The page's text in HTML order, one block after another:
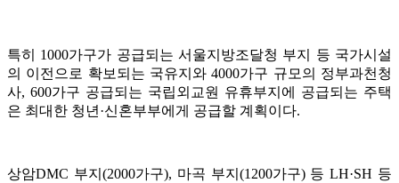
특히 1000가구가 공급되는 서울지방조달청 부지 등 국가시설
의 이전으로 확보되는 국유지와 4000가구 규모의 정부과천청
사, 600가구 공급되는 국립외교원 유휴부지에 공급되는 주택
은 최대한 청년·신혼부부에게 공급할 계획이다.
상암DMC 부지(2000가구), 마곡 부지(1200가구) 등 LH·SH 등